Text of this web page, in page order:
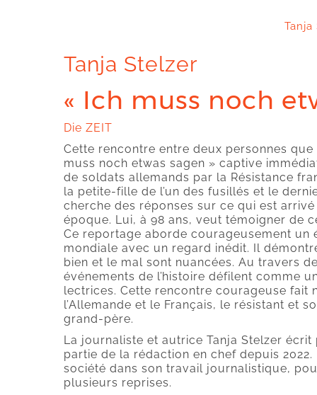
Tanja Stelzer
« Ich muss noch
Die ZEIT
Cette rencontre entre deux personnes
muss noch etwas sagen » captive
de soldats allemands par la Résistance
la petite-fille de l’un des fusillés et le
cherche des réponses sur ce qui est
époque. Lui, à 98 ans, veut témoigner de
Ce reportage aborde courageusement un
mondiale avec un regard inédit. Il
bien et le mal sont nuancées. Au travers
événements de l’histoire défilent comme
lectrices. Cette rencontre courageuse fait
l’Allemande et le Français, le résistant et
grand-père.
La journaliste et autrice Tanja Stelzer
partie de la rédaction en chef depuis
société dans son travail journalistique,
plusieurs reprises.